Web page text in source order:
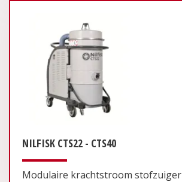
NILFISK CTS22 - CTS40
Modulaire krachtstroom stofzuiger